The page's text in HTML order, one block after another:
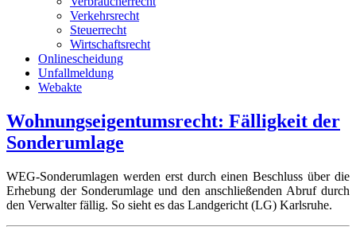
Verkehrsrecht
Steuerrecht
Wirtschaftsrecht
Onlinescheidung
Unfallmeldung
Webakte
Wohnungseigentumsrecht: Fälligkeit der
Sonderumlage
WEG-Sonderumlagen werden erst durch einen Beschluss über die
Erhebung der Sonderumlage und den anschließenden Abruf durch
den Verwalter fällig. So sieht es das Landgericht (LG) Karlsruhe.